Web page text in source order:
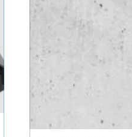
krävs genomtänkt
trädvård för att både
människor och träd ska
må bra. Många
fastighetsägare, bos...